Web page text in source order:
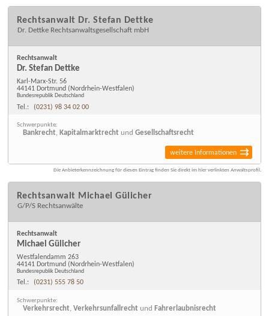
Rechtsanwalt Dr. Stefan Dettke
Dr. Dettke Rechtsanwaltsgesellschaft mbH
Rechtsanwalt
Dr. Stefan Dettke
Karl-Marx-Str. 56
44141 Dortmund (Nordrhein-Westfalen)
Bundesrepublik Deutschland
Tel.: (0231) 98 34 02 00
Schwerpunkte:
Bankrecht, Kapitalmarktrecht undGesellschaftsrecht
weitere Informationen
Die Anbieterkennzeichnung für diesen Eintrag finden Sie direkt im hier verlinkten Anwaltsprofil.
Rechtsanwalt Michael Gülicher
G/P/S Rechtsanwälte
Rechtsanwalt
Michael Gülicher
Westfalendamm 263
44141 Dortmund (Nordrhein-Westfalen)
Bundesrepublik Deutschland
Tel.: (0231) 555 78 50
Schwerpunkte:
Verkehrsrecht,Verkehrsunfallrecht und Fahrerlaubnisrecht